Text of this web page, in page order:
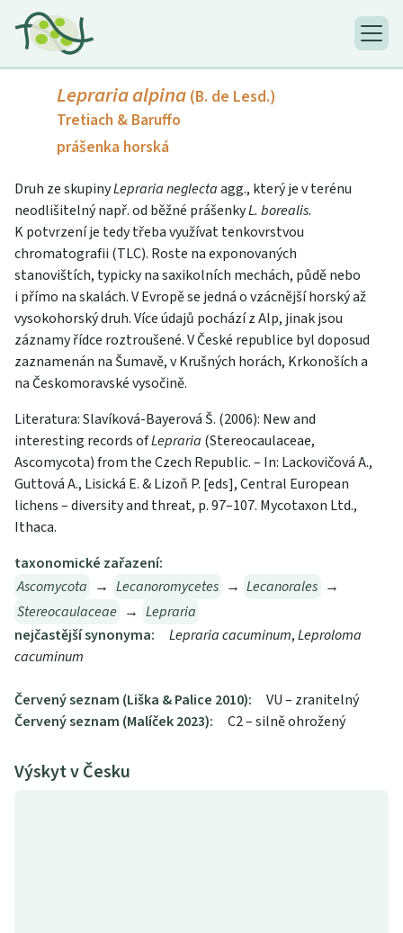
Lepraria alpina (B. de Lesd.)
Tretiach & Baruffo
prášenka horská
Druh ze skupinyLepraria neglectaagg., který je v terénu
neodlišitelný např. od běžné prášenkyL. borealis.
K potvrzení je tedy třeba využívat tenkovrstvou
chromatografii (TLC). Roste na exponovaných
stanovištích, typicky na saxikolních mechách, půdě nebo
i přímo na skalách. V Evropě se jedná o vzácnější horský až
vysokohorský druh. Více údajů pochází z Alp, jinak jsou
záznamy řídce roztroušené. V České republice byl doposud
zaznamenán na Šumavě, v Krušných horách, Krkonoších a
na Českomoravské vysočině.
Literatura: Slavíková-Bayerová Š. (2006): New and
interesting records ofLepraria (Stereocaulaceae,
Ascomycota) from the Czech Republic. – In: Lackovičová A.,
Guttová A., Lisická E. & Lizoň P. [eds], Central European
lichens – diversity and threat, p. 97–107. Mycotaxon Ltd.,
Ithaca.
taxonomické zařazení:
Ascomycota → Lecanoromycetes → Lecanorales →
Stereocaulaceae → Lepraria
nejčastější synonyma:
Lepraria cacuminum,Leproloma
cacuminum
Červený seznam (Liška & Palice 2010):
VU – zranitelný
Červený seznam (Malíček 2023):
C2 – silně ohrožený
Výskyt v Česku